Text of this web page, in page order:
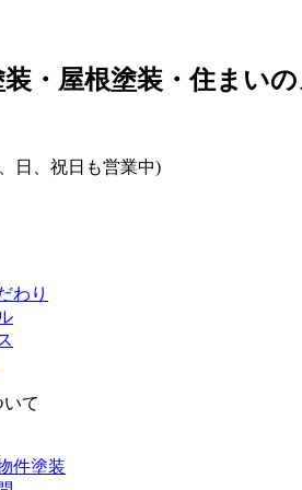
・屋根塗装・住まい
日、祝日も営業中)
わり
て
件塗装